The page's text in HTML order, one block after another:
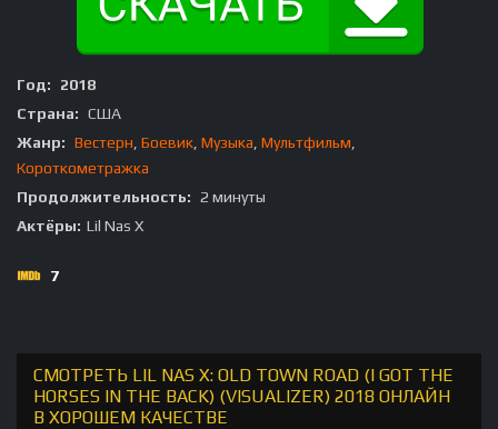
Год:
2018
Страна: США
Жанр: Вестерн Боевик Музыка Мультфильм
Короткометражка
Продолжительность: 2 минуты
Актёры: Lil Nas X
7
СМОТРЕТЬ LIL NAS X: OLD TOWN ROAD (I GOT THE
HORSES IN THE BACK) (VISUALIZER) 2018 ОНЛАЙН
В ХОРОШЕМ КАЧЕСТВЕ